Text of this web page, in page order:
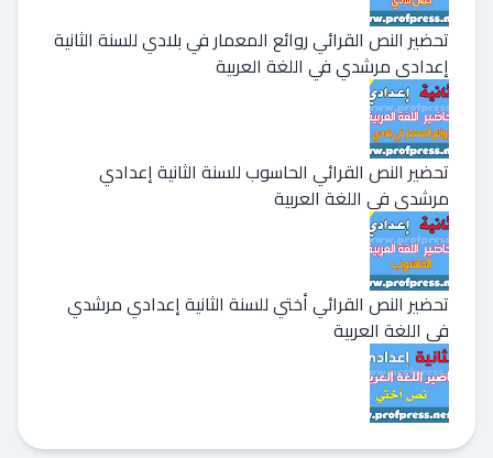
تحضير النص القرائي روائع المعمار في بلادي للسنة الثانية
إعدادي مرشدي في اللغة العربية
تحضير النص القرائي الحاسوب للسنة الثانية إعدادي
مرشدي في اللغة العربية
تحضير النص القرائي أختي للسنة الثانية إعدادي مرشدي
في اللغة العربية